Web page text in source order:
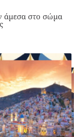
άμεσα στο σώμα